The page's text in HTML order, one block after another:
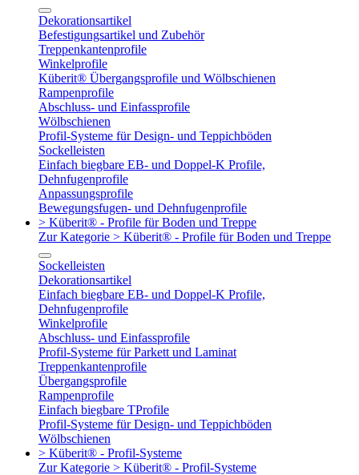
Dekorationsartikel
Befestigungsartikel und Zubehör
Treppenkantenprofile
Winkelprofile
Küberit® Übergangsprofile und Wölbschienen
Rampenprofile
Abschluss- und Einfassprofile
Wölbschienen
Profil-Systeme für Design- und Teppichböden
Sockelleisten
Einfach biegbare EB- und Doppel-K Profile,
Dehnfugenprofile
Anpassungsprofile
Bewegungsfugen- und Dehnfugenprofile
> Küberit® - Profile für Boden und Treppe
Zur Kategorie > Küberit® - Profile für Boden und Treppe
Sockelleisten
Dekorationsartikel
Einfach biegbare EB- und Doppel-K Profile,
Dehnfugenprofile
Winkelprofile
Abschluss- und Einfassprofile
Profil-Systeme für Parkett und Laminat
Treppenkantenprofile
Übergangsprofile
Rampenprofile
Einfach biegbare TProfile
Profil-Systeme für Design- und Teppichböden
Wölbschienen
> Küberit® - Profil-Systeme
Zur Kategorie > Küberit® - Profil-Systeme